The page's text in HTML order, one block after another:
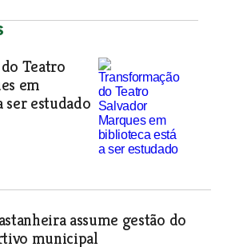
Teatro
em
ser estudado
assume gestão do
municipal